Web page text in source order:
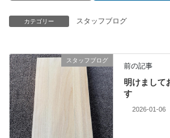
カテゴリー スタッフブログ
スタッフブログ
前の記事
明けまして
す
2026-01-06